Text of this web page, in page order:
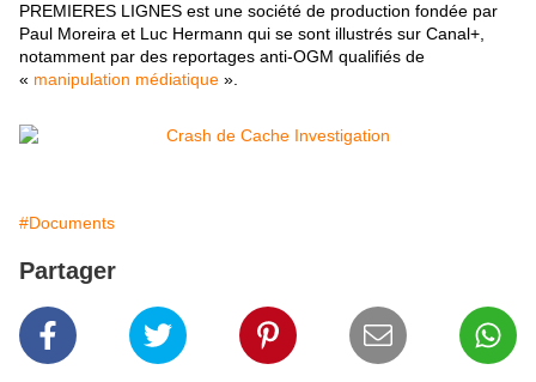
PREMIERES LIGNES est une société de production fondée par
Paul Moreira et Luc Hermann qui se sont illustrés sur Canal+,
notamment par des reportages anti-OGM qualifiés de
« manipulation médiatique ».
#Documents
Partager